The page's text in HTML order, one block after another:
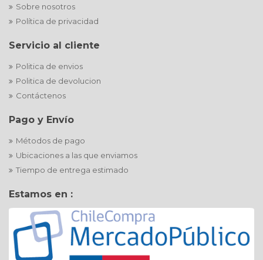
Sobre nosotros
Política de privacidad
Servicio al cliente
Politica de envios
Politica de devolucion
Contáctenos
Pago y Envío
Métodos de pago
Ubicaciones a las que enviamos
Tiempo de entrega estimado
Estamos en :